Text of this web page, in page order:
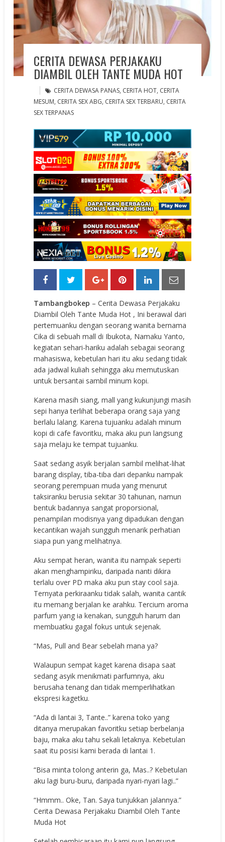
CERITA DEWASA PERJAKAKU
DIAMBIL OLEH TANTE MUDA HOT
CERITA DEWASA PANAS, CERITA HOT, CERITA
MESUM, CERITA SEX ABG, CERITA SEX TERBARU, CERITA
SEX TERPANAS
Tambangbokep – Cerita Dewasa Perjakaku
Diambil Oleh Tante Muda Hot , Ini berawal dari
pertemuanku dengan seorang wanita bernama
Cika di sebuah mall di Ibukota, Namaku Yanto,
kegiatan sehari-hariku adalah sebagai seorang
mahasiswa, kebetulan hari itu aku sedang tidak
ada jadwal kuliah sehingga aku memutuskan
untuk bersantai sambil minum kopi.
Karena masih siang, mall yang kukunjungi masih
sepi hanya terlihat beberapa orang saja yang
berlalu lalang. Karena tujuanku adalah minum
kopi di cafe favoritku, maka aku pun langsung
saja melaju ke tempat tujuanku.
Saat sedang asyik berjalan sambil melihat-lihat
barang display, tiba-tiba dari depanku nampak
seorang perempuan muda yang menurut
taksiranku berusia sekitar 30 tahunan, namun
bentuk badannya sangat proporsional,
penampilan modisnya yang dipadukan dengan
kecantikan wajah sungguh menarik perhatian
siapa pun yang melihatnya.
Aku sempat heran, wanita itu nampak seperti
akan menghampiriku, daripada nanti dikira
terlalu over PD maka aku pun stay cool saja.
Ternyata perkiraanku tidak salah, wanita cantik
itu memang berjalan ke arahku. Tercium aroma
parfum yang ia kenakan, sungguh harum dan
membuatku gagal fokus untuk sejenak.
“Mas, Pull and Bear sebelah mana ya?
Walaupun sempat kaget karena disapa saat
sedang asyik menikmati parfumnya, aku
berusaha tenang dan tidak memperlihatkan
ekspresi kagetku.
“Ada di lantai 3, Tante..” karena toko yang
ditanya merupakan favoritku setiap berbelanja
baju, maka aku tahu sekali letaknya. Kebetulan
saat itu posisi kami berada di lantai 1.
“Bisa minta tolong anterin ga, Mas..? Kebetulan
aku lagi buru-buru, daripada nyari-nyari lagi..”
“Hmmm.. Oke, Tan. Saya tunjukkan jalannya.”
Cerita Dewasa Perjakaku Diambil Oleh Tante
Muda Hot